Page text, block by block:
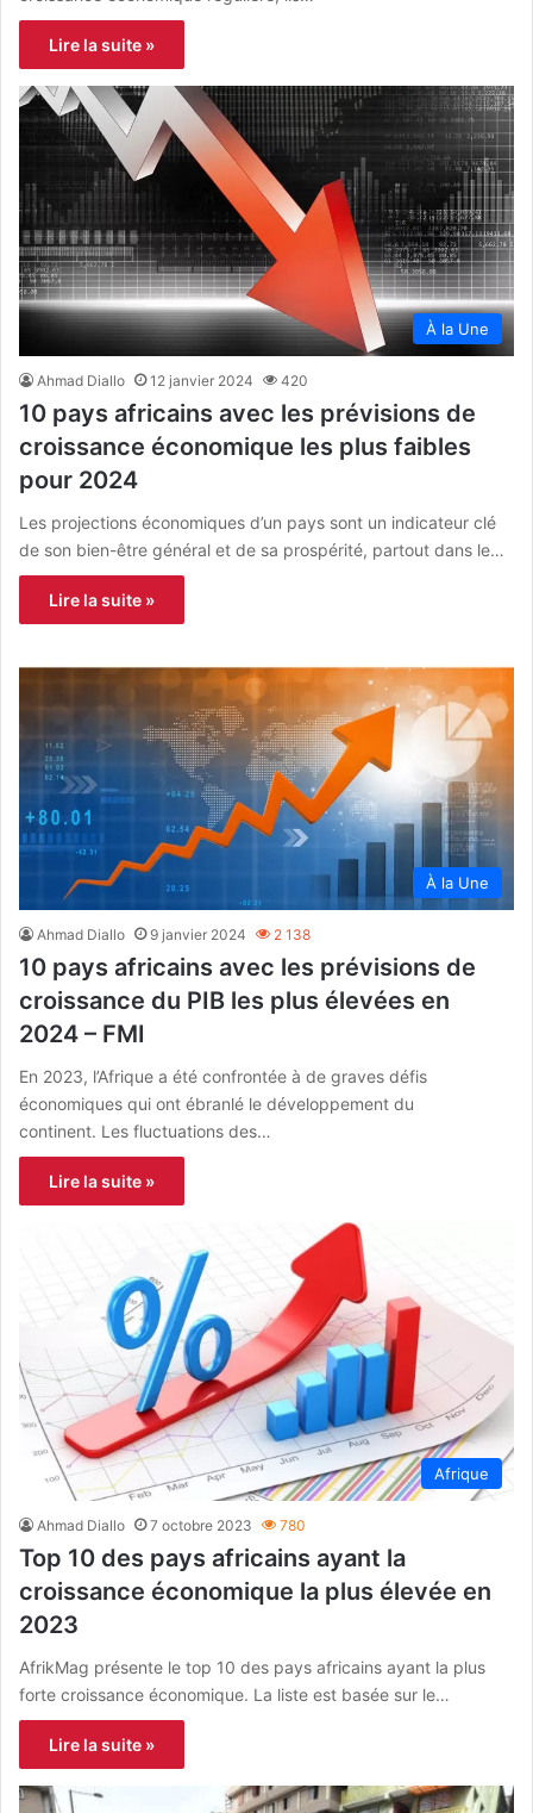
Lire la suite »
À la Une
Ahmad Diallo 12 janvier 2024 420
10 pays africains avec les prévisions de
croissance économique les plus faibles
pour 2024
Les projections économiques d’un pays sont un indicateur clé
de son bien-être général et de sa prospérité, partout dans le…
Lire la suite »
À la Une
Ahmad Diallo 9 janvier 2024 2 138
10 pays africains avec les prévisions de
croissance du PIB les plus élevées en
2024 – FMI
En 2023, l’Afrique a été confrontée à de graves défis
économiques qui ont ébranlé le développement du
continent. Les fluctuations des…
Lire la suite »
Afrique
Ahmad Diallo 7 octobre 2023 780
Top 10 des pays africains ayant la
croissance économique la plus élevée en
2023
AfrikMag présente le top 10 des pays africains ayant la plus
forte croissance économique. La liste est basée sur le…
Lire la suite »